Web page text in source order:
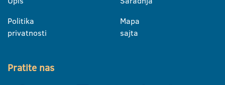
Politika
privatnosti
Mapa
sajta
Pratite nas